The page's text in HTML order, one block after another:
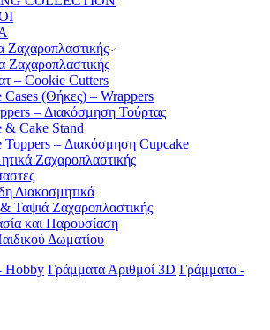
Ζαχαροπλαστικής
Ζαχαροπλαστικής
– Cookie Cutters
Cases (Θήκες) – Wrappers
– Διακόσμηση Τούρτας
& Cake Stand
Toppers – Διακόσμηση Cupcake
Ζαχαροπλαστικής
Διακοσμητικά
Ταψιά Ζαχαροπλαστικής
και Παρουσίαση
Δωματίου
Hobby Γράμματα Αριθμοί 3D Γράμματα -